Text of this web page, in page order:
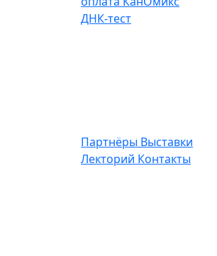
ДНК-тест
Партнёры Выставки
Лекторий Контакты